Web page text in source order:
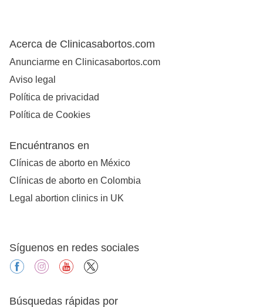
Acerca de Clinicasabortos.com
Anunciarme en Clinicasabortos.com
Aviso legal
Política de privacidad
Política de Cookies
Encuéntranos en
Clínicas de aborto en México
Clínicas de aborto en Colombia
Legal abortion clinics in UK
Síguenos en redes sociales
facebookinstagramyoutube
Búsquedas rápidas por